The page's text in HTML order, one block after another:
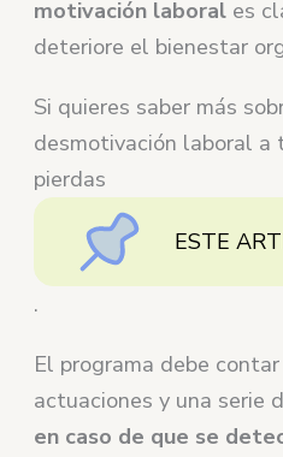
motivación laboral es
deteriore el bienestar
Si quieres saber más
desmotivación laboral a
pierdas
ESTE
.
El programa debe
actuaciones y una serie
en caso de que se